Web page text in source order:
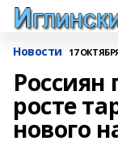
Новости 17
росте
нового